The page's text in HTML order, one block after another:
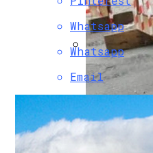
В Киеве
Whatsapp
Whatsapp
Email